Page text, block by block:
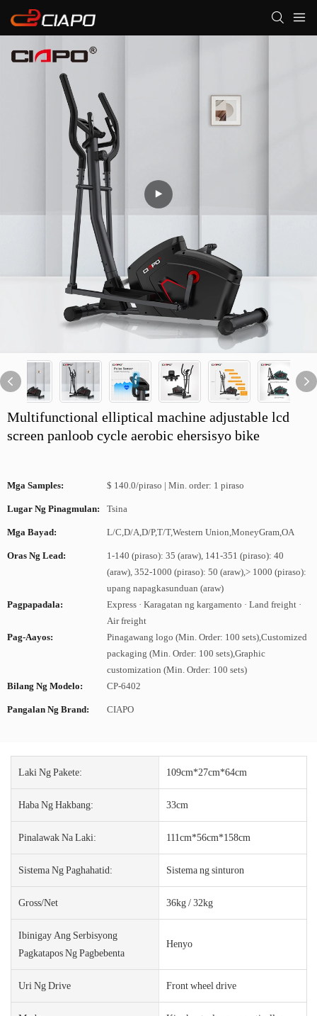
Multifunctional elliptical machine adjustable lcd
screen panloob cycle aerobic ehersisyo bike
Mga Samples: $ 140.0/piraso | Min. order: 1 piraso
Lugar Ng Pinagmulan: Tsina
Mga Bayad: L/C,D/A,D/P,T/T,Western Union,MoneyGram,OA
Oras Ng Lead:
1-140 (piraso): 35 (araw), 141-351 (piraso): 40
(araw), 352-1000 (piraso): 50 (araw),> 1000 (piraso):
upang napagkasunduan (araw)
Pagpapadala:
Express · Karagatan ng kargamento · Land freight ·
Air freight
Pag-Aayos:
Pinagawang logo (Min. Order: 100 sets),Customized
packaging (Min. Order: 100 sets),Graphic
customization (Min. Order: 100 sets)
Bilang Ng Modelo:
CP-6402
Pangalan Ng Brand: CIAPO
Laki Ng Pakete: 109cm*27cm*64cm
Haba Ng Hakbang: 33cm
Pinalawak Na Laki: 111cm*56cm*158cm
Sistema Ng Paghahatid: Sistema ng sinturon
Gross/net 36kg / 32kg
Ibinigay Ang Serbisyong
Pagkatapos Ng Pagbebenta
Henyo
Uri Ng Drive Front wheel drive